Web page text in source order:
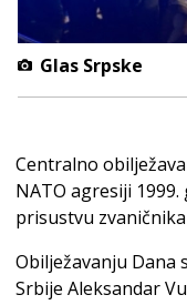
Glas Srpske
Centralno
NATO agresiji
prisustvu
Obilježavanju Dana
Srbije Aleksandar